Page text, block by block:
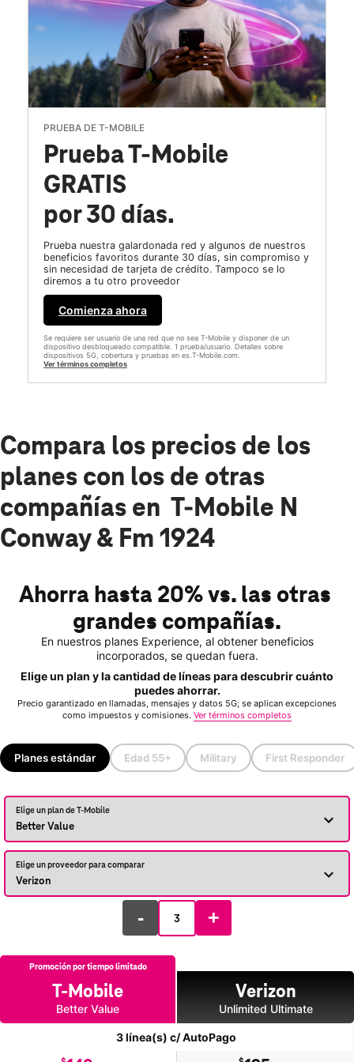
PRUEBA DE T-MOBILE
Prueba T-Mobile
GRATIS
por 30 días.
Prueba nuestra galardonada red y algunos de nuestros
beneficios favoritos durante 30 días, sin compromiso y
sin necesidad de tarjeta de crédito. Tampoco se lo
diremos a tu otro proveedor
Comienza ahora
Se requiere ser usuario de una red que no sea T-Mobile y disponer de un
dispositivo desbloqueado compatible. 1 prueba/usuario. Detalles sobre
dispositivos 5G, cobertura y pruebas en es.T-Mobile.com.
Ver términos completos
Compara los precios de los
planes con los de otras
compañías en T-Mobile N
Conway & Fm 1924